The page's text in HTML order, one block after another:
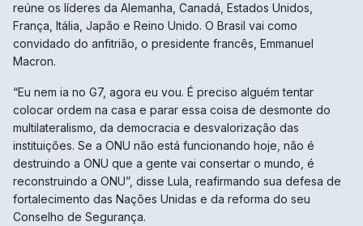
reúne os líderes da Alemanha, Canadá, Estados Unidos,
França, Itália, Japão e Reino Unido. O Brasil vai como
convidado do anfitrião, o presidente francês, Emmanuel
Macron.
“Eu nem ia no G7, agora eu vou. É preciso alguém tentar
colocar ordem na casa e parar essa coisa de desmonte do
multilateralismo, da democracia e desvalorização das
instituições. Se a ONU não está funcionando hoje, não é
destruindo a ONU que a gente vai consertar o mundo, é
reconstruindo a ONU”, disse Lula, reafirmando sua defesa de
fortalecimento das Nações Unidas e da reforma do seu
Conselho de Segurança.